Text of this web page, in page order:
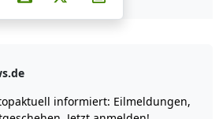
informiert: Eilmeldungen,